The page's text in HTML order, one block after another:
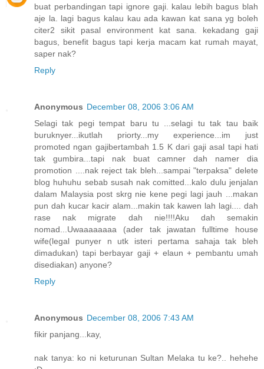
buat perbandingan tapi ignore gaji. kalau lebih bagus blah
aje la. lagi bagus kalau kau ada kawan kat sana yg boleh
citer2 sikit pasal environment kat sana. kekadang gaji
bagus, benefit bagus tapi kerja macam kat rumah mayat,
saper nak?
Reply
Anonymous December 08, 2006 3:06 AM
Selagi tak pegi tempat baru tu ...selagi tu tak tau baik
buruknyer...ikutlah priorty...my experience...im just
promoted ngan gajibertambah 1.5 K dari gaji asal tapi hati
tak gumbira...tapi nak buat camner dah namer dia
promotion ....nak reject tak bleh...sampai "terpaksa" delete
blog huhuhu sebab susah nak comitted...kalo dulu jenjalan
dalam Malaysia post skrg nie kene pegi lagi jauh ...makan
pun dah kucar kacir alam...makin tak kawen lah lagi.... dah
rase nak migrate dah nie!!!!Aku dah semakin
nomad...Uwaaaaaaaa (ader tak jawatan fulltime house
wife(legal punyer n utk isteri pertama sahaja tak bleh
dimadukan) tapi berbayar gaji + elaun + pembantu umah
disediakan) anyone?
Reply
Anonymous December 08, 2006 7:43 AM
fikir panjang...kay,
nak tanya: ko ni keturunan Sultan Melaka tu ke?.. hehehe